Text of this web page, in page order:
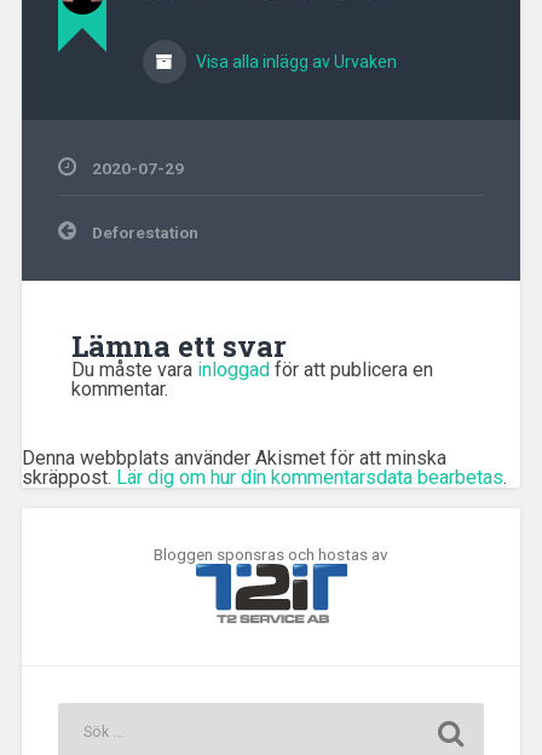
Visa alla inlägg av Urvaken
2020-07-29
Inläggsnavigering
Deforestation
Lämna ett svar
Du måste vara inloggad för att publicera en
kommentar.
Denna webbplats använder Akismet för att minska
skräppost. Lär dig om hur din kommentarsdata bearbetas.
Bloggen sponsras och hostas av